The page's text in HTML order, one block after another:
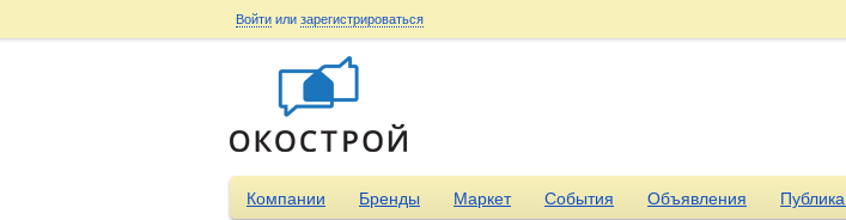
Войти или зарегистрироваться
Компании Бренды Маркет События Объявления